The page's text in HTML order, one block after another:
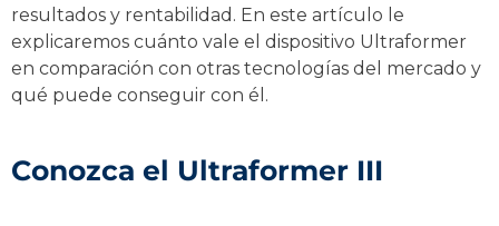
resultados y rentabilidad. En este artículo le
explicaremos cuánto vale el dispositivo Ultraformer
en comparación con otras tecnologías del mercado y
qué puede conseguir con él.
Conozca el Ultraformer III